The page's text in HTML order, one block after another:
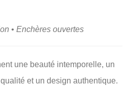
• Enchères ouvertes
une beauté intemporelle, un
et un design authentique.